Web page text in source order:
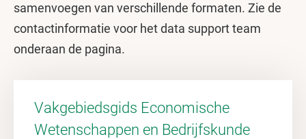
samenvoegen van verschillende formaten. Zie de
contactinformatie voor het data support team
onderaan de pagina.
Vakgebiedsgids Economische
Wetenschappen en Bedrijfskunde